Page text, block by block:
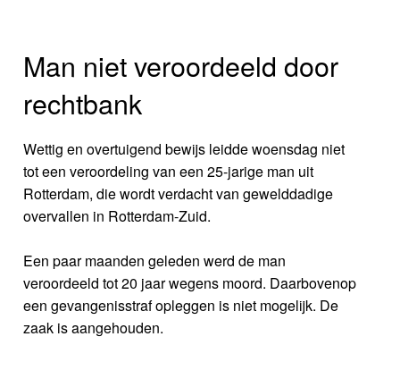
Man niet veroordeeld door
rechtbank
Wettig en overtuigend bewijs leidde woensdag niet
tot een veroordeling van een 25-jarige man uit
Rotterdam, die wordt verdacht van gewelddadige
overvallen in Rotterdam-Zuid.
Een paar maanden geleden werd de man
veroordeeld tot 20 jaar wegens moord. Daarbovenop
een gevangenisstraf opleggen is niet mogelijk. De
zaak is aangehouden.